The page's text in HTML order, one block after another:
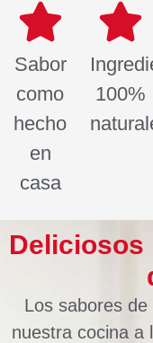
Sabor
como
hecho
en
casa
100%
Los sabores
nuestra cocina a